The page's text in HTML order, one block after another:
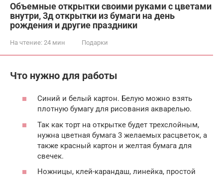
Объемные открытки своими руками с цветами
внутри, 3д открытки из бумаги на день
рождения и другие праздники
На чтение: 24 мин Подарки
Что нужно для работы
Синий и белый картон. Белую можно взять
плотную бумагу для рисования акварелью.
Так как торт на открытке будет трехслойным,
нужна цветная бумага 3 желаемых расцветок, а
также красный картон и желтая бумага для
свечек.
Ножницы, клей-карандаш, линейка, простой